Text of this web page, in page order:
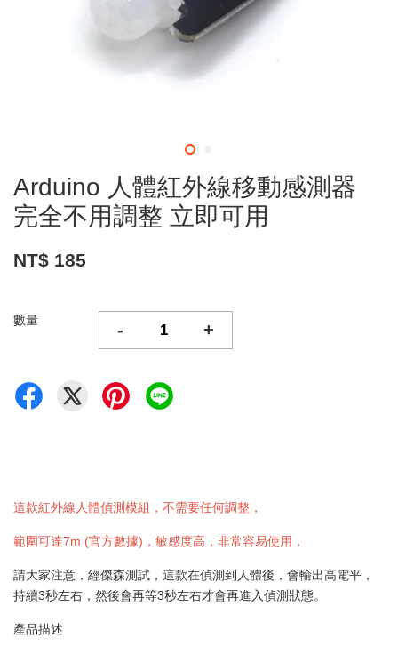
Arduino 人體紅外線移動感測器
完全不用調整 立即可用
NT$ 185
數量 - +
這款紅外線人體偵測模組，不需要任何調整，
範圍可達7m (官方數據)，敏感度高，非常容易使用，
請大家注意，經傑森測試，這款在偵測到人體後，會輸出高電平，
持續3秒左右，然後會再等3秒左右才會再進入偵測狀態。
產品描述